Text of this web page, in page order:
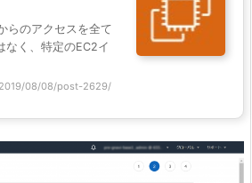
らのアクセスを全て
なく、特定のEC2イ
08/08/post-2629/